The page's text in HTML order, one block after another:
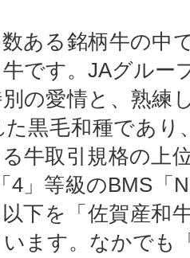
ある銘柄牛の中
です。JAグルー
の愛情と、熟練
黒毛和種であり
牛取引規格の上
4」等級のBMS「
下を「佐賀産和
ます。なかでも